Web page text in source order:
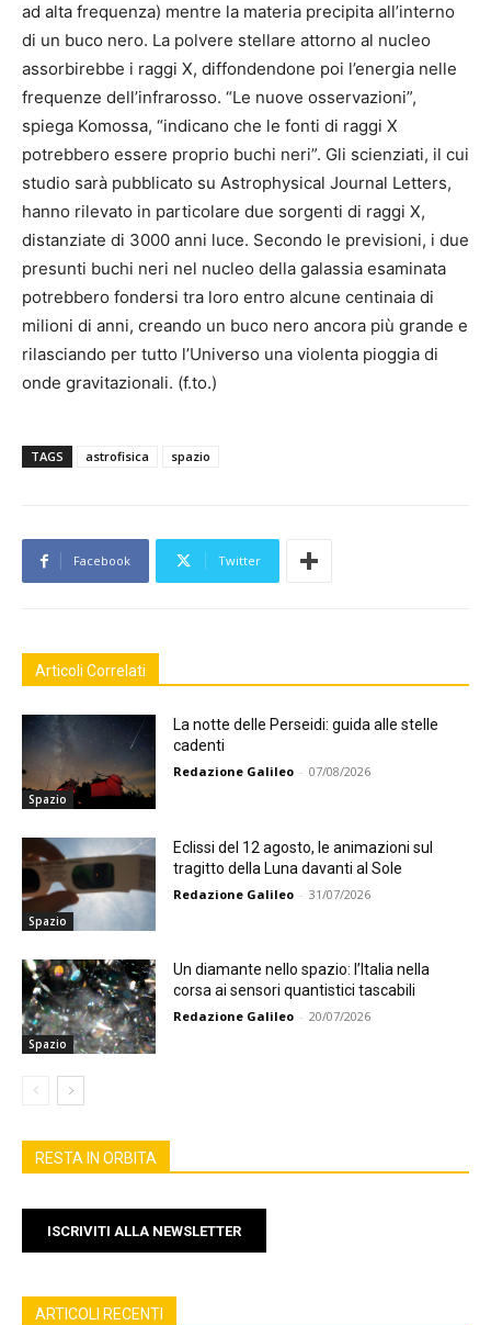
ad alta frequenza) mentre la materia precipita all’interno
di un buco nero. La polvere stellare attorno al nucleo
assorbirebbe i raggi X, diffondendone poi l’energia nelle
frequenze dell’infrarosso. “Le nuove osservazioni”,
spiega Komossa, “indicano che le fonti di raggi X
potrebbero essere proprio buchi neri”. Gli scienziati, il cui
studio sarà pubblicato su Astrophysical Journal Letters,
hanno rilevato in particolare due sorgenti di raggi X,
distanziate di 3000 anni luce. Secondo le previsioni, i due
presunti buchi neri nel nucleo della galassia esaminata
potrebbero fondersi tra loro entro alcune centinaia di
milioni di anni, creando un buco nero ancora più grande e
rilasciando per tutto l’Universo una violenta pioggia di
onde gravitazionali. (f.to.)
TAGS astrofisica spazio
Facebook Twitter
Articoli Correlati
Spazio
La notte delle Perseidi: guida alle stelle
cadenti
Redazione Galileo - 07/08/2026
Spazio
Eclissi del 12 agosto, le animazioni sul
tragitto della Luna davanti al Sole
Redazione Galileo - 31/07/2026
Spazio
Un diamante nello spazio: l’Italia nella
corsa ai sensori quantistici tascabili
Redazione Galileo - 20/07/2026
RESTA IN ORBITA
ISCRIVITI ALLA NEWSLETTER
ARTICOLI RECENTI